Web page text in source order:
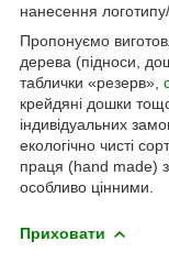
нанесення
Пропонуємо
дерева (підноси,
таблички «резерв»,
крейдяні дошки
індивідуальних
екологічно чисті
праця (hand made)
особливо цінними.
Приховати